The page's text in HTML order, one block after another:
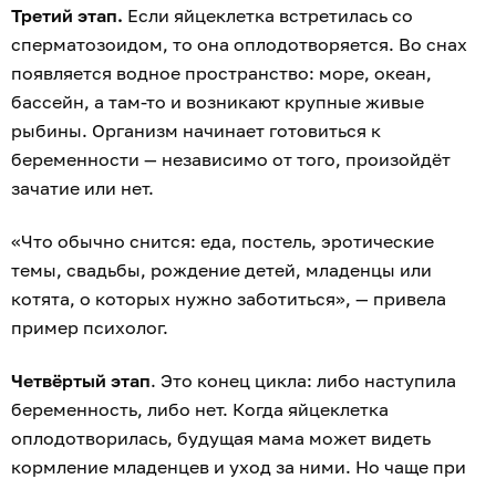
Третий этап. Если яйцеклетка встретилась со
сперматозоидом, то она оплодотворяется. Во снах
появляется водное пространство: море, океан,
бассейн, а там-то и возникают крупные живые
рыбины. Организм начинает готовиться к
беременности — независимо от того, произойдёт
зачатие или нет.
«Что обычно снится: еда, постель, эротические
темы, свадьбы, рождение детей, младенцы или
котята, о которых нужно заботиться», — привела
пример психолог.
Четвёртый этап. Это конец цикла: либо наступила
беременность, либо нет. Когда яйцеклетка
оплодотворилась, будущая мама может видеть
кормление младенцев и уход за ними. Но чаще при